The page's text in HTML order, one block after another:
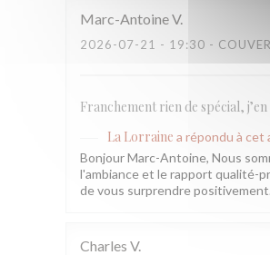
Marc-AntoineV
2026-07-21 - 19:30 -
Franchement rien de spécial,
La Lorraine a répondu à cet
Bonjour Marc-Antoine, Nous
l'ambiance et le rapport qualité-
de vous surprendre
Charles V